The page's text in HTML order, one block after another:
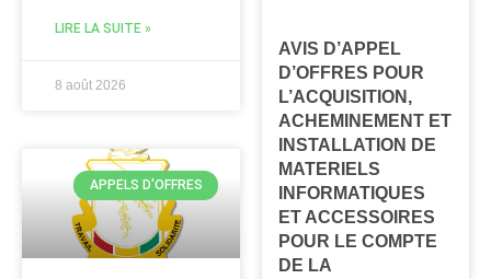
LIRE LA SUITE »
8 août 2026
APPELS D'OFFRES
AVIS D’APPEL
D’OFFRES POUR
L’ACQUISITION,
ACHEMINEMENT ET
INSTALLATION DE
MATERIELS
INFORMATIQUES
ET ACCESSOIRES
POUR LE COMPTE
DE LA